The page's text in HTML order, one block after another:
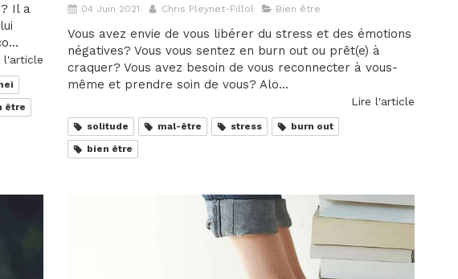
Il a
l'article
être
04 Juin 2021 Chris Pleynet-Fillol Bien être
Vous avez envie de vous libérer du stress et des émotions
négatives? Vous vous sentez en burn out ou prêt(e) à
craquer? Vous avez besoin de vous reconnecter à vous-
même et prendre soin de vous? Alo...
Lire l'article
solitude mal-être stress
burn out
bien être